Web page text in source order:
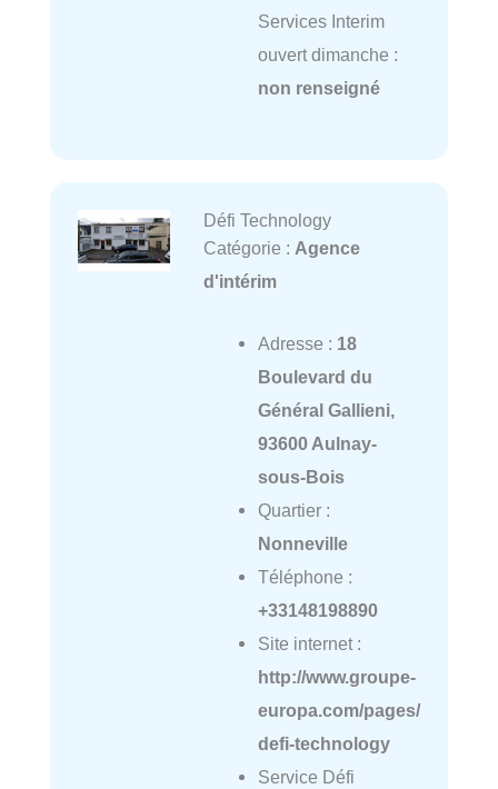
Services Interim
ouvert dimanche :
non renseigné
Défi Technology
Catégorie : Agence
d'intérim
Adresse : 18
Boulevard du
Général Gallieni,
93600 Aulnay-
sous-Bois
Quartier :
Nonneville
Téléphone :
+33148198890
Site internet :
http://www.groupe-
europa.com/pages/
defi-technology
Service Défi